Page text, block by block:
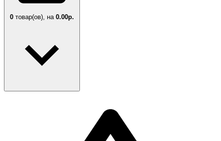
0 товар(ов), на 0.00р.